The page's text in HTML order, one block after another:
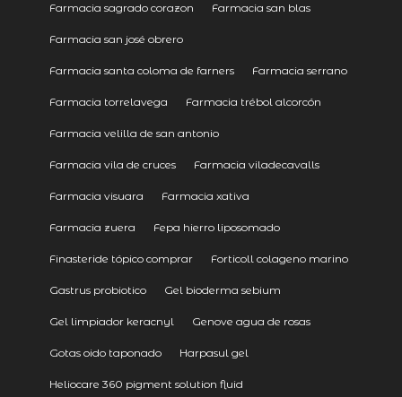
Farmacia sagrado corazon Farmacia san blas
Farmacia san josé obrero
Farmacia santa coloma de farners Farmacia serrano
Farmacia torrelavega Farmacia trébol alcorcón
Farmacia velilla de san antonio
Farmacia vila de cruces Farmacia viladecavalls
Farmacia visuara Farmacia xativa
Farmacia zuera Fepa hierro liposomado
Finasteride tópico comprar Forticoll colageno marino
Gastrus probiotico Gel bioderma sebium
Gel limpiador keracnyl Genove agua de rosas
Gotas oido taponado Harpasul gel
Heliocare 360 pigment solution fluid